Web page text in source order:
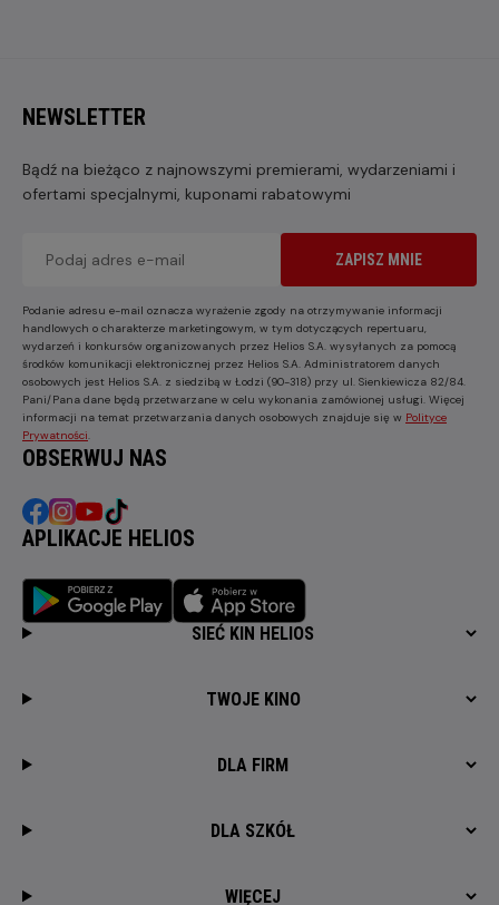
NEWSLETTER
Bądź na bieżąco z najnowszymi premierami, wydarzeniami i
ofertami specjalnymi, kuponami rabatowymi
ZAPISZ MNIE
Podanie adresu e-mail oznacza wyrażenie zgody na otrzymywanie informacji
handlowych o charakterze marketingowym, w tym dotyczących repertuaru,
wydarzeń i konkursów organizowanych przez Helios S.A. wysyłanych za pomocą
środków komunikacji elektronicznej przez Helios S.A. Administratorem danych
osobowych jest Helios S.A. z siedzibą w Łodzi (90-318) przy ul. Sienkiewicza 82/84.
Pani/Pana dane będą przetwarzane w celu wykonania zamówionej usługi. Więcej
informacji na temat przetwarzania danych osobowych znajduje się w Polityce
Prywatności
OBSERWUJ NAS
APLIKACJE HELIOS
SIEĆ KIN HELIOS
TWOJE KINO
DLA FIRM
DLA SZKÓŁ
WIĘCEJ